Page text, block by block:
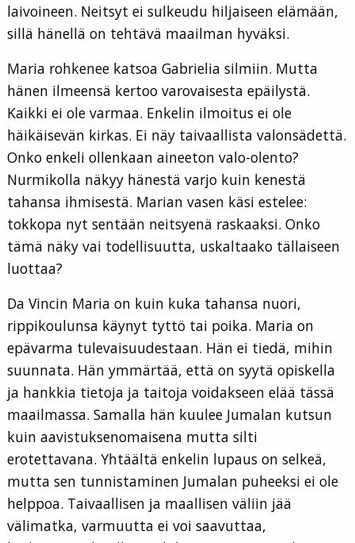
laivoineen. Neitsyt ei sulkeudu hiljaiseen elämään,
sillä hänellä on tehtävä maailman hyväksi.
Maria rohkenee katsoa Gabrielia silmiin. Mutta
hänen ilmeensä kertoo varovaisesta epäilystä.
Kaikki ei ole varmaa. Enkelin ilmoitus ei ole
häikäisevän kirkas. Ei näy taivaallista valonsädettä.
Onko enkeli ollenkaan aineeton valo-olento?
Nurmikolla näkyy hänestä varjo kuin kenestä
tahansa ihmisestä. Marian vasen käsi estelee:
tokkopa nyt sentään neitsyenä raskaaksi. Onko
tämä näky vai todellisuutta, uskaltaako tällaiseen
luottaa?
Da Vincin Maria on kuin kuka tahansa nuori,
rippikoulunsa käynyt tyttö tai poika. Maria on
epävarma tulevaisuudestaan. Hän ei tiedä, mihin
suunnata. Hän ymmärtää, että on syytä opiskella
ja hankkia tietoja ja taitoja voidakseen elää tässä
maailmassa. Samalla hän kuulee Jumalan kutsun
kuin aavistuksenomaisena mutta silti
erotettavana. Yhtäältä enkelin lupaus on selkeä,
mutta sen tunnistaminen Jumalan puheeksi ei ole
helppoa. Taivaallisen ja maallisen väliin jää
välimatka, varmuutta ei voi saavuttaa,